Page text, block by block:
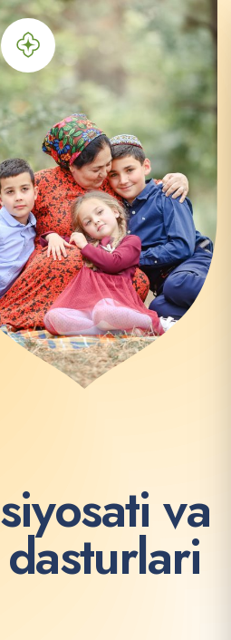
siyosati va
dasturlari